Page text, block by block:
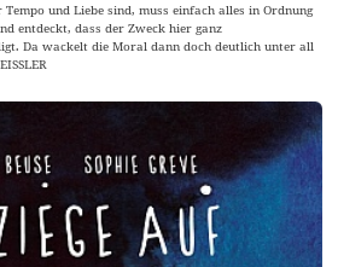
und Liebe sind, muss einfach alles in Ordnung
entdeckt, dass der Zweck hier ganz
Da wackelt die Moral dann doch deutlich unter all